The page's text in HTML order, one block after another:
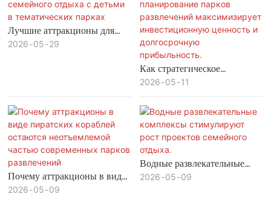
Лучшие аттракционы для
семейного отдыха с детьми в
2026 05 29
Как стратегическое
планирование парков
инвестиционную ценность и
долгосрочную
прибыльность.
2026 05 11
Почему аттракционы в виде
пиратских кораблей
2026 05 09
Водные развлекательные
комплексы стимулируют
2026 05 09